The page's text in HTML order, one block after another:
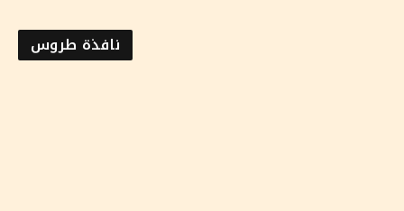
نافذة طروس